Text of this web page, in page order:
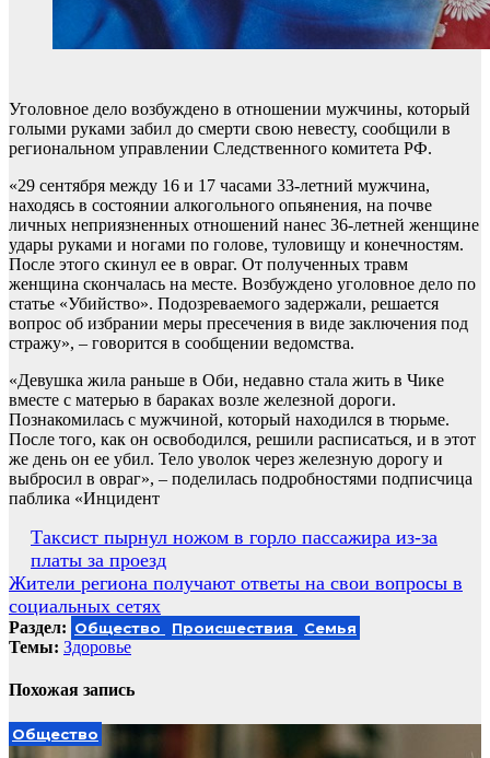
Уголовное дело возбуждено в отношении мужчины, который
голыми руками забил до смерти свою невесту, сообщили в
региональном управлении Следственного комитета РФ.
«29 сентября между 16 и 17 часами 33-летний мужчина,
находясь в состоянии алкогольного опьянения, на почве
личных неприязненных отношений нанес 36-летней женщине
удары руками и ногами по голове, туловищу и конечностям.
После этого скинул ее в овраг. От полученных травм
женщина скончалась на месте. Возбуждено уголовное дело по
статье «Убийство». Подозреваемого задержали, решается
вопрос об избрании меры пресечения в виде заключения под
стражу», – говорится в сообщении ведомства.
«Девушка жила раньше в Оби, недавно стала жить в Чике
вместе с матерью в бараках возле железной дороги.
Познакомилась с мужчиной, который находился в тюрьме.
После того, как он освободился, решили расписаться, и в этот
же день он ее убил. Тело уволок через железную дорогу и
выбросил в овраг», – поделилась подробностями подписчица
паблика «Инцидент
Навигация
по
записям
Таксист пырнул ножом в горло пассажира из-за
платы за проезд
Жители региона получают ответы на свои вопросы в
социальных сетях
Раздел: Общество Происшествия Семья
Темы: Здоровье
Похожая запись
Общество